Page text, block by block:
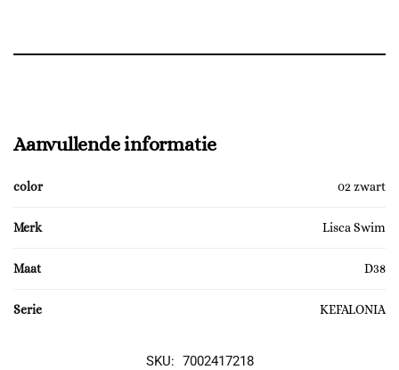
Aanvullende informatie
color 02 zwart
Merk Lisca Swim
Maat D38
Serie KEFALONIA
SKU: 7002417218